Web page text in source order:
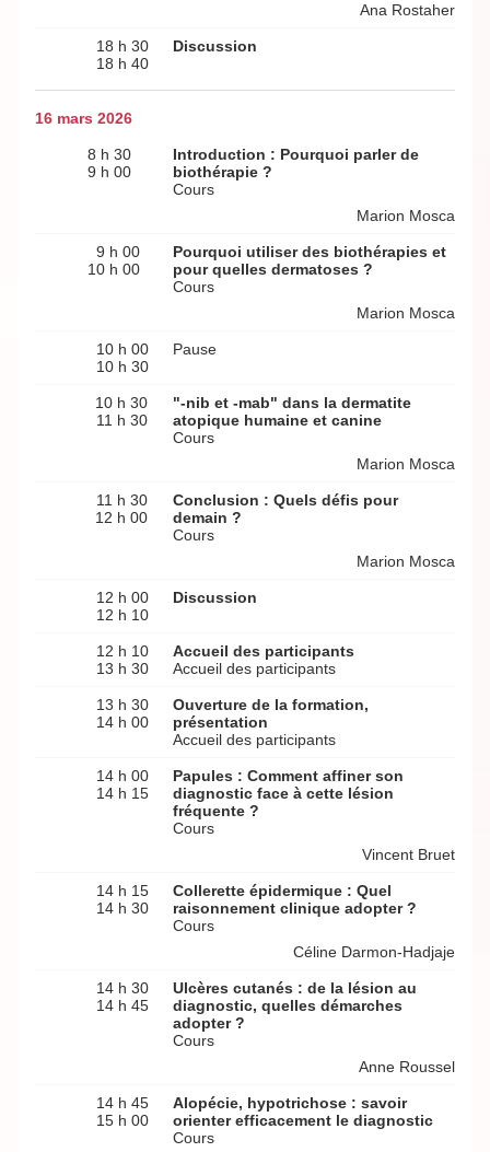
Ana Rostaher
18 h 30
18 h 40
Discussion
16 mars 2026
8 h 30
9 h 00
Introduction : Pourquoi parler de
biothérapie ?
Cours
Marion Mosca
9 h 00
10 h 00
Pourquoi utiliser des biothérapies et
pour quelles dermatoses ?
Cours
Marion Mosca
10 h 00
10 h 30
Pause
10 h 30
11 h 30
"-nib et -mab" dans la dermatite
atopique humaine et canine
Cours
Marion Mosca
11 h 30
12 h 00
Conclusion : Quels défis pour
demain ?
Cours
Marion Mosca
12 h 00
12 h 10
Discussion
12 h 10
13 h 30
Accueil des participants
Accueil des participants
13 h 30
14 h 00
Ouverture de la formation,
présentation
Accueil des participants
14 h 00
14 h 15
Papules : Comment affiner son
diagnostic face à cette lésion
fréquente ?
Cours
Vincent Bruet
14 h 15
14 h 30
Collerette épidermique : Quel
raisonnement clinique adopter ?
Cours
Céline Darmon-Hadjaje
14 h 30
14 h 45
Ulcères cutanés : de la lésion au
diagnostic, quelles démarches
adopter ?
Cours
Anne Roussel
14 h 45
15 h 00
Alopécie, hypotrichose : savoir
orienter efficacement le diagnostic
Cours